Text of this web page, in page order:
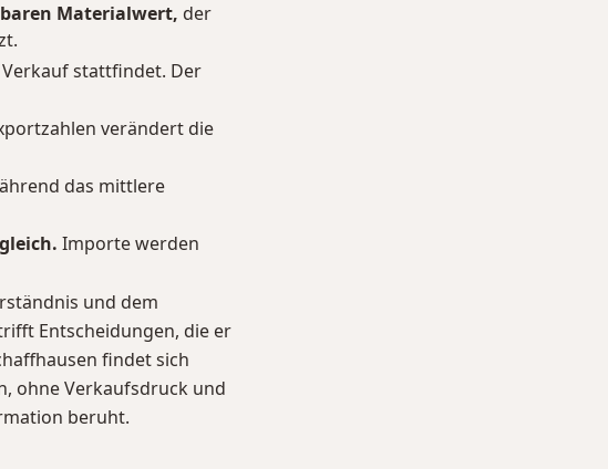
Materialwert, der
stattfindet. Der
verändert die
das mittlere
Importe werden
und dem
Entscheidungen, die er
findet sich
ohne Verkaufsdruck und
beruht.